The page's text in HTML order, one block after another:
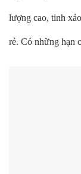
lượng cao, tinh
rẻ. Có những hạn